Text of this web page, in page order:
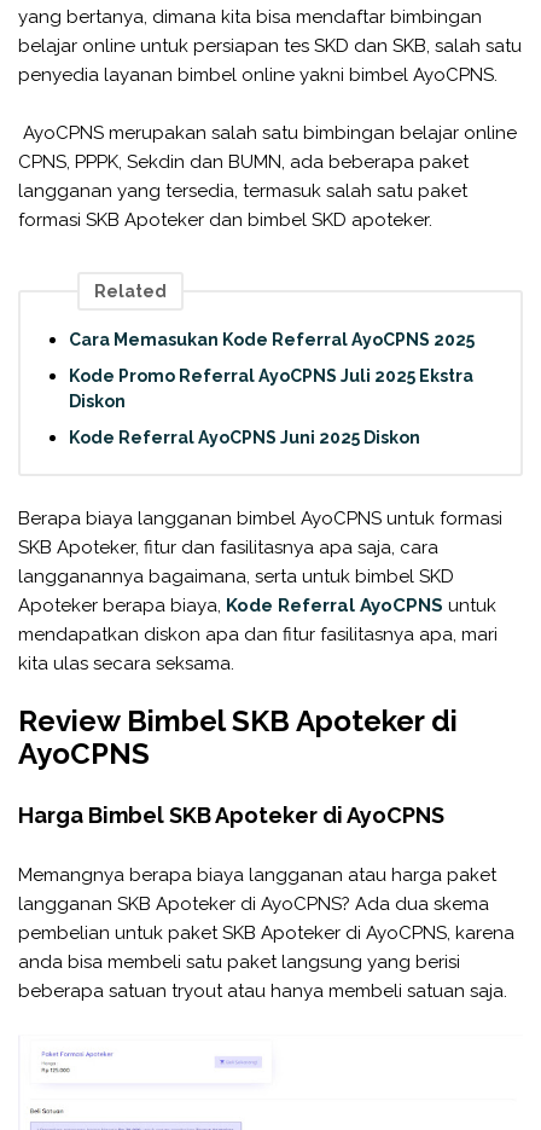
yang bertanya, dimana kita bisa mendaftar bimbingan
belajar online untuk persiapan tes SKD dan SKB, salah satu
penyedia layanan bimbel online yakni bimbel AyoCPNS.
AyoCPNS merupakan salah satu bimbingan belajar online
CPNS, PPPK, Sekdin dan BUMN, ada beberapa paket
langganan yang tersedia, termasuk salah satu paket
formasi SKB Apoteker dan bimbel SKD apoteker.
Related
Cara Memasukan Kode Referral AyoCPNS 2025
Kode Promo Referral AyoCPNS Juli 2025 Ekstra
Diskon
Kode Referral AyoCPNS Juni 2025 Diskon
Berapa biaya langganan bimbel AyoCPNS untuk formasi
SKB Apoteker, fitur dan fasilitasnya apa saja, cara
langganannya bagaimana, serta untuk bimbel SKD
Apoteker berapa biaya, Kode Referral AyoCPNS untuk
mendapatkan diskon apa dan fitur fasilitasnya apa, mari
kita ulas secara seksama.
Review Bimbel SKB Apoteker di
AyoCPNS
Harga Bimbel SKB Apoteker di AyoCPNS
Memangnya berapa biaya langganan atau harga paket
langganan SKB Apoteker di AyoCPNS? Ada dua skema
pembelian untuk paket SKB Apoteker di AyoCPNS, karena
anda bisa membeli satu paket langsung yang berisi
beberapa satuan tryout atau hanya membeli satuan saja.